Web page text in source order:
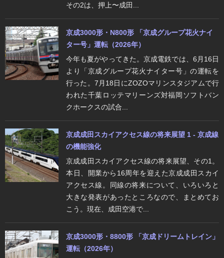
その2は、押上〜成田...
京成3000形・N800形 「京成グループ花火ナイ
ター号」運転（2026年）
今年も夏がやってきた。京成電鉄では、6月16日
より「京成グループ花火ナイター号」の運転を
行った。7月18日にZOZOマリンスタジアムで行
われた千葉ロッテマリーンズ対福岡ソフトバン
クホークスの試合...
京成成田スカイアクセス線の将来展望 1 - 京成線
の機能強化
京成成田スカイアクセス線の将来展望、その1。
本日、開業から16周年を迎えた京成成田スカイ
アクセス線。同線の将来について、いろいろと
大きな発表があったところなので、まとめてお
こう。現在、成田空港で...
京成3000形・8800形 「京成ドリームトレイン」
運転（2026年）